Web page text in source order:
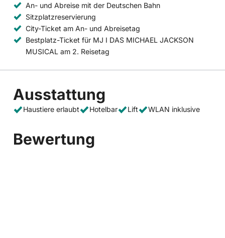
An- und Abreise mit der Deutschen Bahn
Sitzplatzreservierung
City-Ticket am An- und Abreisetag
Bestplatz-Ticket für MJ I DAS MICHAEL JACKSON
MUSICAL am 2. Reisetag
Ausstattung
Haustiere erlaubt Hotelbar Lift WLAN inklusive
Bewertung